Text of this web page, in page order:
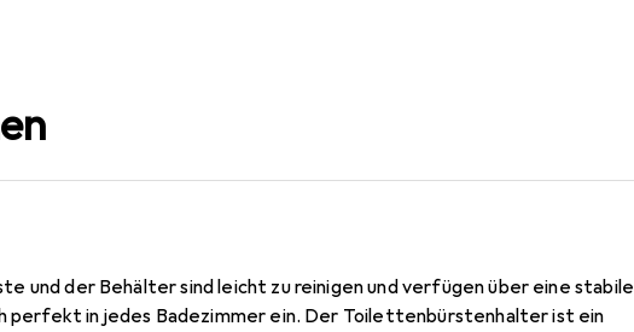
und der Behälter sind leicht zu reinigen und verfügen über eine stabile
perfekt in jedes Badezimmer ein. Der Toilettenbürstenhalter ist ein